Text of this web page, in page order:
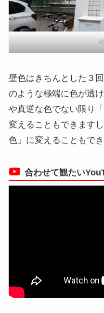
壁色はきちんとした３
のような極端に色が透
や真逆な色でない限り
変えることもできます
色」に変えることもでき
合わせて観たい